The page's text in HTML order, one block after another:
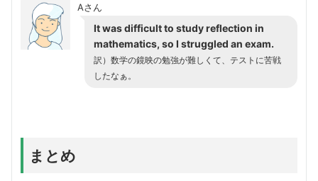
Aさん
It was difficult to study reflection in
mathematics, so I struggled an exam.
訳）数学の鏡映の勉強が難しくて、テストに苦戦
したなぁ。
まとめ